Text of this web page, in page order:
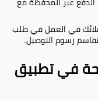
في العمل في طلب
رسوم التوصيل.
في تطبيق